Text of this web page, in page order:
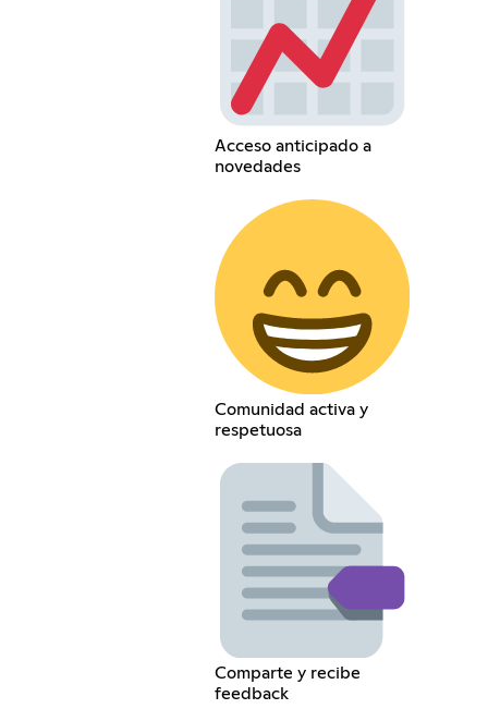
Acceso anticipado a
novedades
Comunidad activa y
respetuosa
Comparte y recibe
feedback